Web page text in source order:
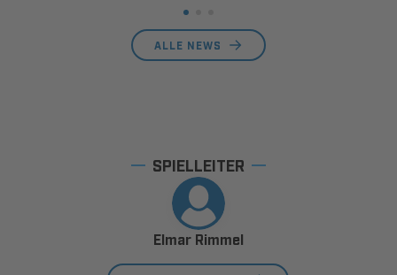
ALLE NEWS
SPIELLEITER
Elmar Rimmel